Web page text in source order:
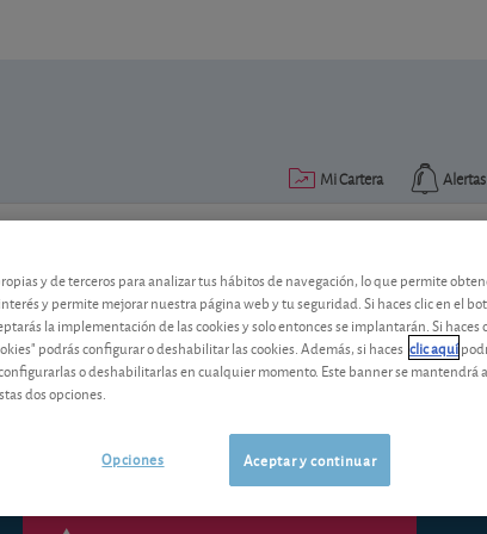
Alertas
Mi Cartera
3 min.
Alimentación y bebidas, un
En un contexto tan negativo como el
la alimentación y bebidas ha
y de terceros para analizar tus hábitos de navegación, lo que permite
y permite mejorar nuestra página web y tu seguridad. Si haces clic en el
la implementación de las cookies y solo entonces se implantarán. Si haces
podrás configurar o deshabilitar las cookies. Además, si haces clic aquí
o deshabilitarlas en cualquier momento. Este banner se mantendrá
dos opciones.
Aceptar y continuar
Opciones